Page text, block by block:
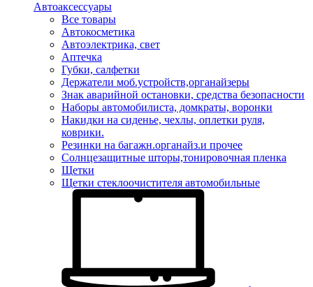
Автоаксессуары
Все товары
Автокосметика
Автоэлектрика, свет
Аптечка
Губки, салфетки
Держатели моб.устройств,органайзеры
Знак аварийной остановки, средства безопасности
Наборы автомобилиста, домкраты, воронки
Накидки на сиденье, чехлы, оплетки руля,
коврики.
Резинки на багажн.органайз.и прочее
Солнцезащитные шторы,тонировочная пленка
Щетки
Щетки стеклоочистителя автомобильные